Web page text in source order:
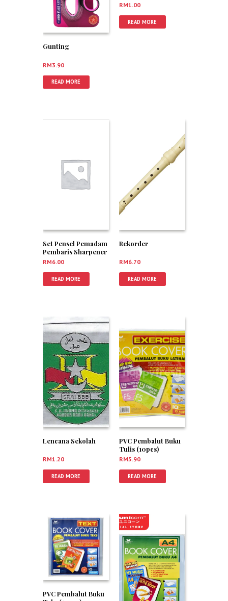
Gunting
RM3.90
READ MORE
RM1.00
READ MORE
Set Pensel Pemadam
Pembaris Sharpener
RM6.00
READ MORE
Rekorder
RM6.70
READ MORE
Lencana Sekolah
RM1.20
READ MORE
PVC Pembalut Buku
Tulis (10pcs)
RM5.90
READ MORE
PVC Pembalut Buku